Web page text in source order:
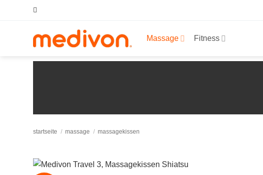
Massage Fitness
startseite / massage / massagekissen